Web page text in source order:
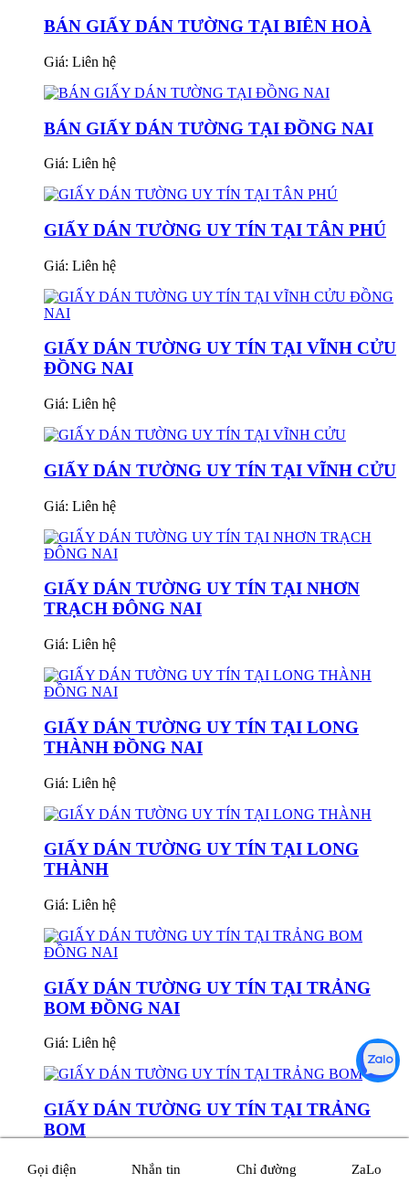
BÁN GIẤY DÁN TƯỜNG TẠI BIÊN HOÀ
Giá: Liên hệ
BÁN GIẤY DÁN TƯỜNG TẠI ĐỒNG NAI
Giá: Liên hệ
GIẤY DÁN TƯỜNG UY TÍN TẠI TÂN PHÚ
Giá: Liên hệ
GIẤY DÁN TƯỜNG UY TÍN TẠI VĨNH CỬU
ĐỒNG NAI
Giá: Liên hệ
GIẤY DÁN TƯỜNG UY TÍN TẠI VĨNH CỬU
Giá: Liên hệ
GIẤY DÁN TƯỜNG UY TÍN TẠI NHƠN
TRẠCH ĐÔNG NAI
Giá: Liên hệ
GIẤY DÁN TƯỜNG UY TÍN TẠI LONG
THÀNH ĐỒNG NAI
Giá: Liên hệ
GIẤY DÁN TƯỜNG UY TÍN TẠI LONG
THÀNH
Giá: Liên hệ
GIẤY DÁN TƯỜNG UY TÍN TẠI TRẢNG
BOM ĐỒNG NAI
Giá: Liên hệ
GIẤY DÁN TƯỜNG UY TÍN TẠI TRẢNG
BOM
Giá:Liên hệ
Gọi điện Nhắn tin Chỉ đường ZaLo